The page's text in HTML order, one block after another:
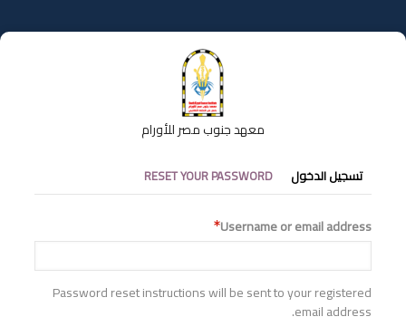
إلى
المحتوى
معهد جنوب مصر للأورام
التبويبات
الأساسية
تسجيل الدخول RESET YOUR PASSWORD
Username or email address
Password reset instructions will be sent to your registered
email address.